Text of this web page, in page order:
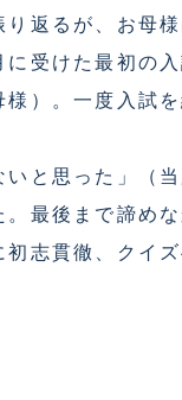
返るが、お母
受けた最初の
）。一度入試
と思った」（
最後まで諦め
志貫徹、クイ